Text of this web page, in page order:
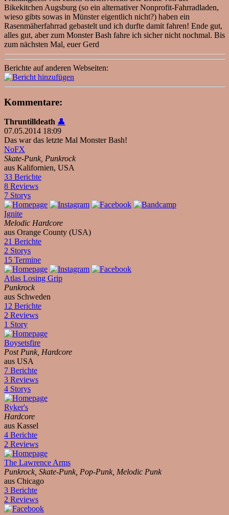
Bikekitchen Augsburg (so ein alternativer Nonprofit-Fahrradladen,
wieso gibts sowas in Münster eigentlich nicht?) haben ein
Rasenmäherfahrrad gebastelt und ich durfte damit fahren! Ende gut,
alles gut, aber zum Monster Bash fahre ich sicher nicht nochmal. Bis
zum nächsten Mal, euer Gerd
Berichte auf anderen Webseiten:
Kommentare:
Thruntilldeath 👤
07.05.2014 18:09
Das war das letzte Mal Monster Bash!
NoFX
Skate-Punk, Punkrock
aus Kalifornien, USA
33 Berichte
8 Reviews
7 Storys
Ignite
Melodic Hardcore
aus Orange County (USA)
21 Berichte
2 Storys
15 Termine
Atlas Losing Grip
Punkrock
aus Schweden
12 Berichte
2 Reviews
1 Story
Boysetsfire
Post Punk, Hardcore
aus USA
7 Berichte
3 Reviews
4 Storys
Ryker's
Hardcore
aus Kassel
4 Berichte
2 Reviews
The Lawrence Arms
Punkrock, Skate-Punk, Pop-Punk, Melodic Punk
aus Chicago
3 Berichte
2 Reviews